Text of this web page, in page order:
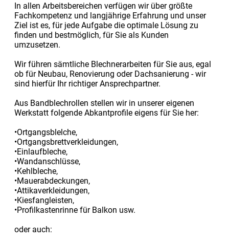
In allen Arbeitsbereichen verfügen wir über größte
Fachkompetenz und langjährige Erfahrung und unser
Ziel ist es, für jede Aufgabe die optimale Lösung zu
finden und bestmöglich, für Sie als Kunden
umzusetzen.
Wir führen sämtliche Blechnerarbeiten für Sie aus, egal
ob für Neubau, Renovierung oder Dachsanierung - wir
sind hierfür Ihr richtiger Ansprechpartner.
Aus Bandblechrollen stellen wir in unserer eigenen
Werkstatt folgende Abkantprofile eigens für Sie her:
•Ortgangsblelche,
•Ortgangsbrettverkleidungen,
•Einlaufbleche,
•Wandanschlüsse,
•Kehlbleche,
•Mauerabdeckungen,
•Attikaverkleidungen,
•Kiesfangleisten,
•Profilkastenrinne für Balkon usw.
oder auch: